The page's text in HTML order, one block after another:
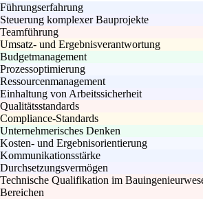
Führungserfahrung
Steuerung komplexer Bauprojekte
Teamführung
Umsatz- und Ergebnisverantwortung
Budgetmanagement
Prozessoptimierung
Ressourcenmanagement
Einhaltung von Arbeitssicherheit
Qualitätsstandards
Compliance-Standards
Unternehmerisches Denken
Kosten- und Ergebnisorientierung
Kommunikationsstärke
Durchsetzungsvermögen
Technische Qualifikation im
Bereichen